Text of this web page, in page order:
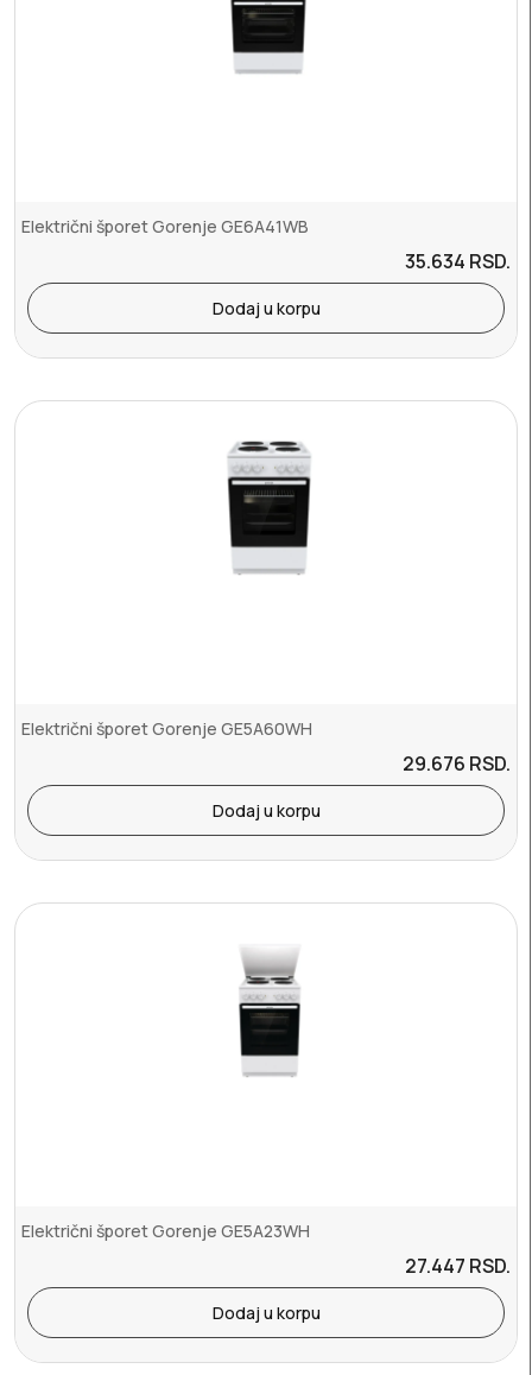
Električni šporet Gorenje GE6A41WB
35.634 RSD.
Dodaj u korpu
Električni šporet Gorenje GE5A60WH
29.676 RSD.
Dodaj u korpu
Električni šporet Gorenje GE5A23WH
27.447 RSD.
Dodaj u korpu